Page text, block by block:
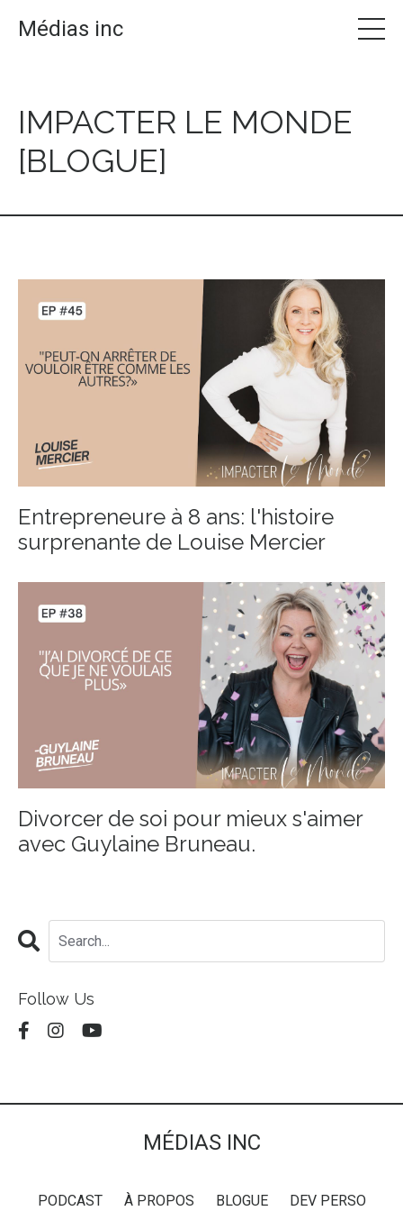
Médias inc
IMPACTER LE MONDE
[BLOGUE]
Entrepreneure à 8 ans: l'histoire
surprenante de Louise Mercier
Divorcer de soi pour mieux s'aimer
avec Guylaine Bruneau.
Follow Us
MÉDIAS INC
PODCAST À PROPOS BLOGUE DEV PERSO